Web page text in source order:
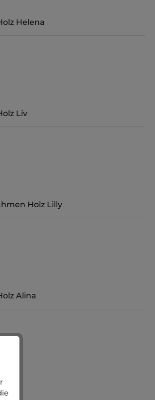
von 4.8 von 5 Sternen
Helena
von 5 von 5 Sternen
Liv
von 5 von 5 Sternen
Holz Lilly
von 5 von 5 Sternen
Alina